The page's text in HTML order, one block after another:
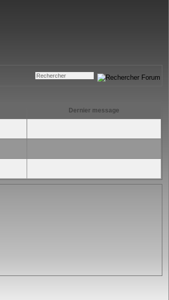
Dernier message